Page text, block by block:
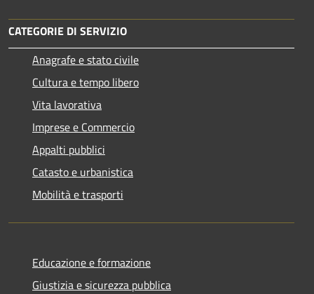
CATEGORIE DI SERVIZIO
Anagrafe e stato civile
Cultura e tempo libero
Vita lavorativa
Imprese e Commercio
Appalti pubblici
Catasto e urbanistica
Mobilità e trasporti
Educazione e formazione
Giustizia e sicurezza pubblica